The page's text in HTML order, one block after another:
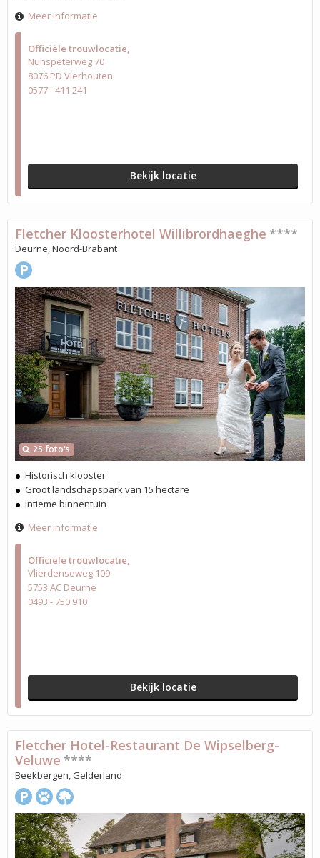
Officiële trouwlocatie
Nunspeterweg 70
8076 PD Vierhouten
0577 - 411 241
Bekijk locatie
Meer informatie
Officiële trouwlocatie
Vlierdenseweg 109
5753 AC Deurne
0493 - 750 910
Bekijk locatie
25 foto's
Fletcher Kloosterhotel Willibrordhaeghe ****
Deurne, Noord-Brabant
Historisch klooster
Groot landschapspark van 15 hectare
Intieme binnentuin
Meer informatie
Fletcher Hotel-Restaurant De Wipselberg-
Veluwe ****
Beekbergen, Gelderland